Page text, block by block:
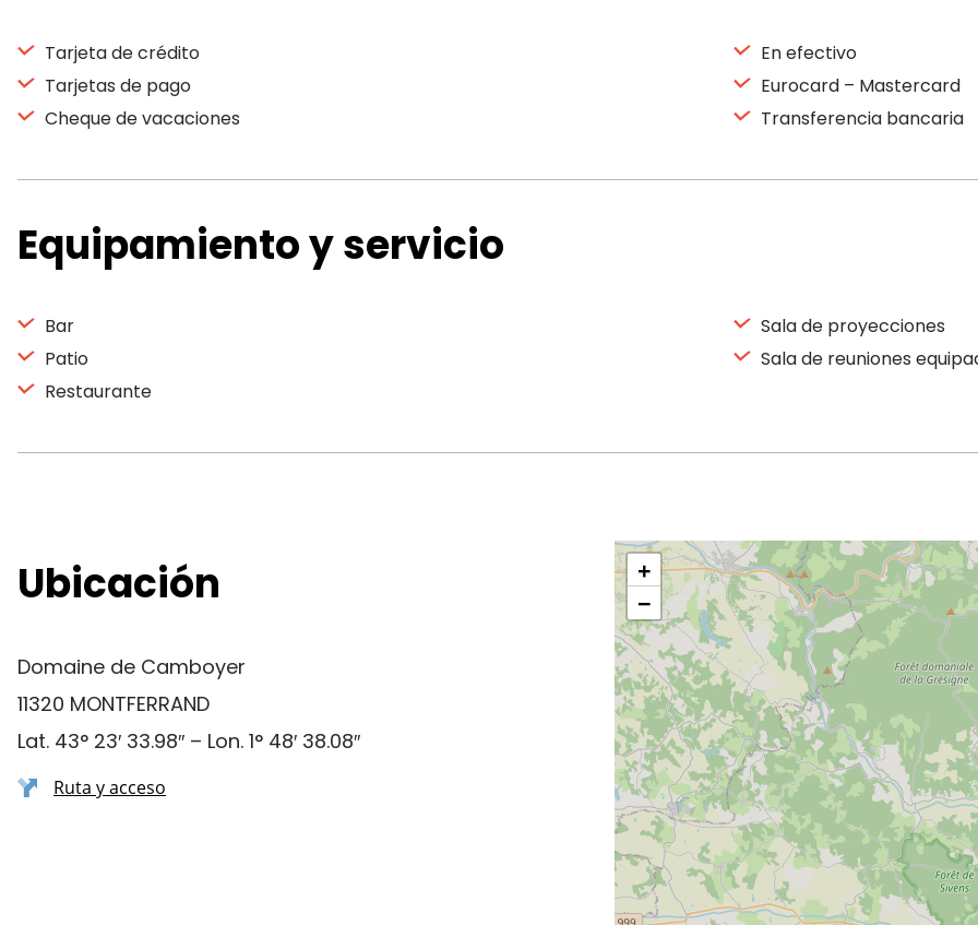
Tarjeta de crédito
Tarjetas de pago
Cheque de vacaciones
En efectivo
Eurocard – Mastercard
Transferencia bancaria
Equipamiento y servicio
Bar
Patio
Restaurante
Sala de proyecciones
Sala de reuniones
Ubicación
Domaine de Camboyer
11320 MONTFERRAND
Lat. 43° 23′ 33.98″ – Lon. 1° 48′ 38.08″
Ruta y acceso
+
−